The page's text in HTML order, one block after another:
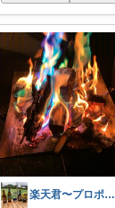
楽天君〜プロポーズ大作戦〜